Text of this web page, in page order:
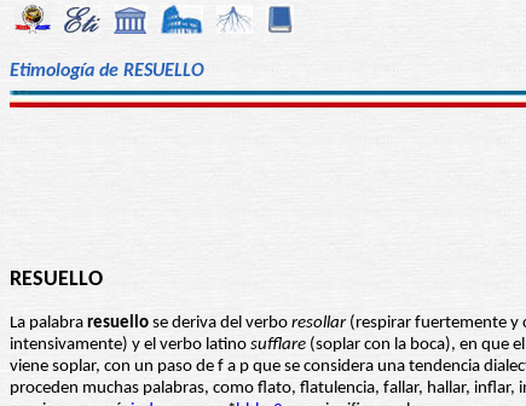
Etimología de RESUELLO
RESUELLO
La palabra resuello se deriva del verbo resollar(respirar fuertemente y
intensivamente) y el verbo latino sufflare (soplar con la boca), en que
viene soplar, con un paso de f a p que se considera una tendencia
proceden muchas palabras, como flato, flatulencia, fallar, hallar,